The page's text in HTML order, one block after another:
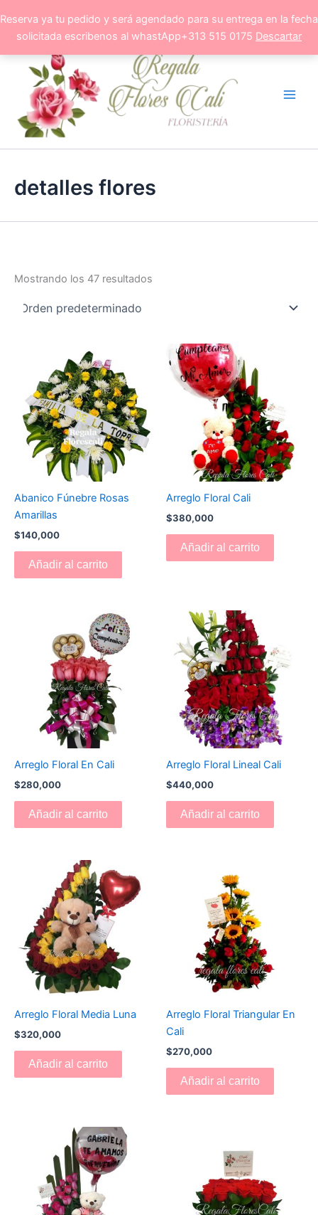
Reserva ya tu pedido y será agendado para su entrega en la fecha
solicitada escribenos al whastApp+313 515 0175 Descartar
al
contenido
detalles flores
Mostrando los 47 resultados
Abanico Fúnebre Rosas
Amarillas
$140,000
Añadir al carrito
Arreglo Floral Cali
$380,000
Añadir al carrito
Arreglo Floral En Cali
$280,000
Añadir al carrito
Arreglo Floral Lineal Cali
$440,000
Añadir al carrito
Arreglo Floral Media Luna
$320,000
Añadir al carrito
Arreglo Floral Triangular En
Cali
$270,000
Añadir al carrito